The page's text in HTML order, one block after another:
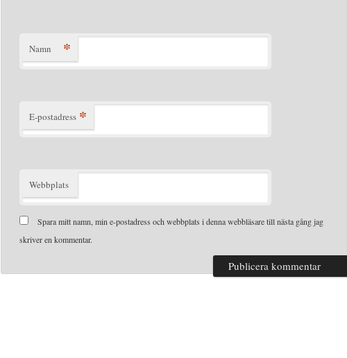
Namn *
E-postadress *
Webbplats
Spara mitt namn, min e-postadress och webbplats i denna webbläsare till nästa gång jag
skriver en kommentar.